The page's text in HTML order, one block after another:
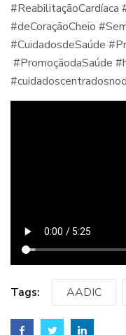
#ReabilitaçãoCardíaca
#deCoraçãoCheio
#CuidadosdeSaúde
#PromoçãodaSaúde
Tags: AADIC